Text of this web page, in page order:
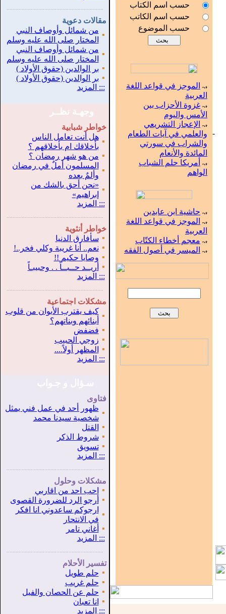
مقالات دعوية
▪
من شمائل وأوصاف النبي
المختار صلى الله عليه وسلم
▪
من شمائل وأوصاف النبي
المختار صلى الله عليه وسلم
▪ بر الوالدين (حقوق الأولاد )
▪ بر الوالدين (حقوق الأولاد )
::: المزيد
وجهـة نظــر
خواطر شبابية
▪
هل أنت تعامل الناس
بأخلاقك ام بأخلاقهم ؟
▪ من هو شهر رمضان ؟
▪
المسلمون أملٌ في رمضان
وألمٌ بعده
▪
«نحن أحق بالشك من
إبراهيم»
::: المزيد
خواطر أنثوية
▪ سأفارق الدنيا
▪ نعم.. أنا غريبة وكلي فخر..!
▪ وصايا حكيم !!
▪
أريــد حــبــاً . . وحبيبـاً
::: المزيد
مشكلات اجتماعية
▪
كيف يقترب الأبوان من قلوب
أبنائهم وبناتهم؟
▪ فضفض
▪ زوجي الحبيب
▪
المظهر أولاً....
::: المزيد
فتاوى
▪
ظهور أحد في عمل فني يمثل
شخصية سيدنا محمد
▪
القتل
▪ شروط الذكر
▪ تسويق
::: المزيد
مشكلات وحلول
▪
احب احد من اقاربي
▪
أرجو الرد للضرورة القصوى
▪
ارجوكم ساعدوني انا افكر
في الانتحار
▪ أغاني تامر
::: المزيد
تفسير الأحلام
▪ حلم طويل
▪ حلم غريب
▪ حلم عن الحصان والفيل
▪
انا تعبان
::: المزيد
حسب اسم الكتاب
حسب اسم الكاتب
حسب الموضوع
الموجز في قواعد اللغة
العربية
غزوة الأحزاب بين
الأمس واليوم
الإعجاز التشريعي
والعلمي في آيات الطعام
والشراب في سورتي
المائدة والأنعام
أمريكا حلم الشباب
الواهم
حاشية ابن عابدين
الموجز في قواعد اللغة
العربية
معجم أخطاء الكتّاب
الميسر في أصول الفقه
-